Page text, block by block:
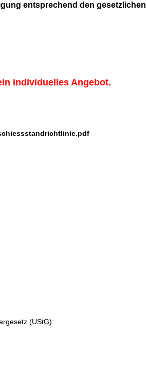
entsprechend den
individuelles Angebot.
(UStG):